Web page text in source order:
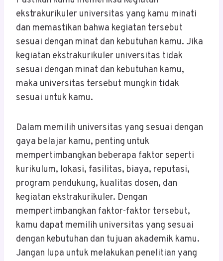
ekstrakurikuler universitas yang kamu minati
dan memastikan bahwa kegiatan tersebut
sesuai dengan minat dan kebutuhan kamu. Jika
kegiatan ekstrakurikuler universitas tidak
sesuai dengan minat dan kebutuhan kamu,
maka universitas tersebut mungkin tidak
sesuai untuk kamu.
Dalam memilih universitas yang sesuai dengan
gaya belajar kamu, penting untuk
mempertimbangkan beberapa faktor seperti
kurikulum, lokasi, fasilitas, biaya, reputasi,
program pendukung, kualitas dosen, dan
kegiatan ekstrakurikuler. Dengan
mempertimbangkan faktor-faktor tersebut,
kamu dapat memilih universitas yang sesuai
dengan kebutuhan dan tujuan akademik kamu.
Jangan lupa untuk melakukan penelitian yang